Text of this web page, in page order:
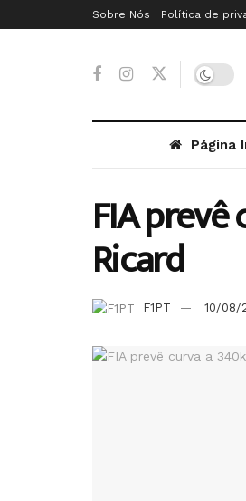
Sobre Nós Política de
Página
FIA
Ricard
F1PT 10/08/